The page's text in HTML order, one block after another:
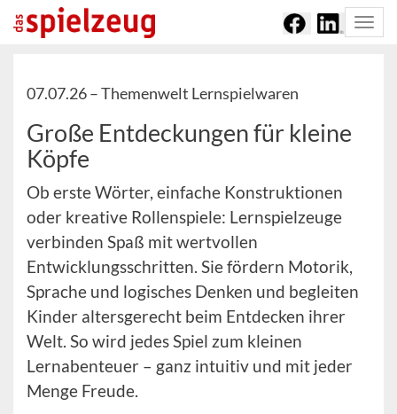
07.07.26 –Themenwelt Lernspielwaren
Große Entdeckungen für kleine
Köpfe
Ob erste Wörter, einfache Konstruktionen
oder kreative Rollenspiele: Lernspielzeuge
verbinden Spaß mit wertvollen
Entwicklungsschritten. Sie fördern Motorik,
Sprache und logisches Denken und begleiten
Kinder altersgerecht beim Entdecken ihrer
Welt. So wird jedes Spiel zum kleinen
Lernabenteuer – ganz intuitiv und mit jeder
Menge Freude.